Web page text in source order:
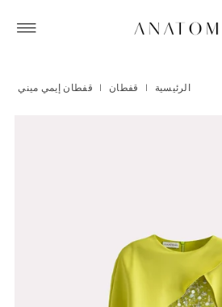
الرئيسية | قفطان | قفطان إيمي ميني